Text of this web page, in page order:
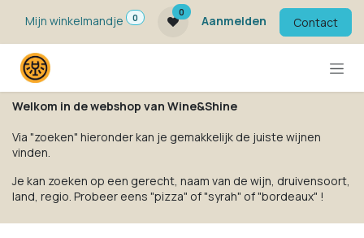
Mijn winkelmandje
0
0
Aanmelden Contact
Welkom in de webshop van Wine&Shine
Via "zoeken" hieronder kan je gemakkelijk de juiste wijnen
vinden.
Je kan zoeken op een gerecht, naam van de wijn, druivensoort,
land, regio. Probeer eens "pizza" of "syrah" of "bordeaux" !